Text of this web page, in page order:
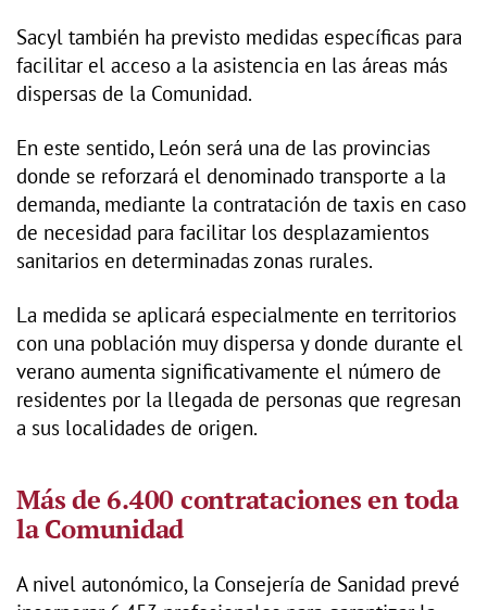
Sacyl también ha previsto medidas específicas para
facilitar el acceso a la asistencia en las áreas más
dispersas de la Comunidad.
En este sentido, León será una de las provincias
donde se reforzará el denominado transporte a la
demanda, mediante la contratación de taxis en caso
de necesidad para facilitar los desplazamientos
sanitarios en determinadas zonas rurales.
La medida se aplicará especialmente en territorios
con una población muy dispersa y donde durante el
verano aumenta significativamente el número de
residentes por la llegada de personas que regresan
a sus localidades de origen.
Más de 6.400 contrataciones en toda
la Comunidad
A nivel autonómico, la Consejería de Sanidad prevé